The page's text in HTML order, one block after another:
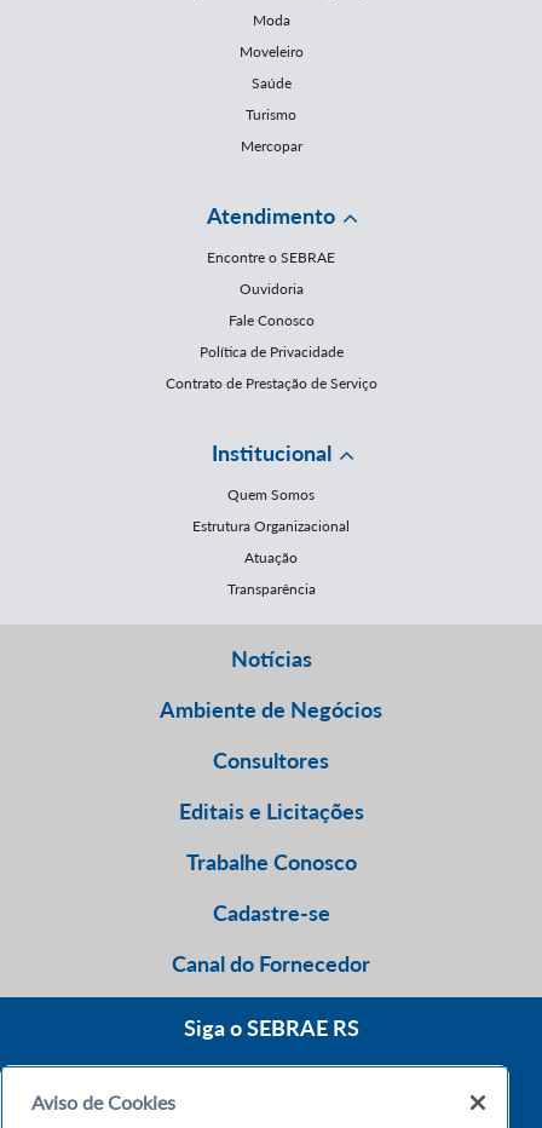
Moda
Moveleiro
Saúde
Turismo
Mercopar
Atendimento
Encontre o SEBRAE
Ouvidoria
Fale Conosco
Política de Privacidade
Contrato de Prestação de Serviço
Institucional
Quem Somos
Estrutura Organizacional
Atuação
Transparência
Notícias
Ambiente de Negócios
Consultores
Editais e Licitações
Trabalhe Conosco
Cadastre-se
Canal do Fornecedor
Siga o SEBRAE RS
Aviso de Cookies